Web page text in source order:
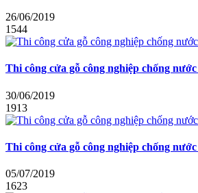
26/06/2019
1544
Thi công cửa gỗ công nghiệp chống
30/06/2019
1913
Thi công cửa gỗ công nghiệp chống
05/07/2019
1623